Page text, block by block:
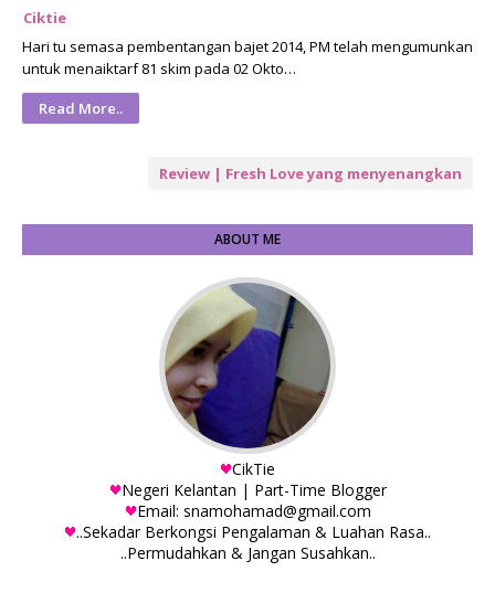
Ciktie
Hari tu semasa pembentangan bajet 2014, PM telah mengumunkan
untuk menaiktarf 81 skim pada 02 Okto…
Read More..
Review | Fresh Love yang menyenangkan
ABOUT ME
CikTie
Negeri Kelantan | Part-Time Blogger
Email: snamohamad@gmail.com
..Sekadar Berkongsi Pengalaman & Luahan Rasa..
..Permudahkan & Jangan Susahkan..